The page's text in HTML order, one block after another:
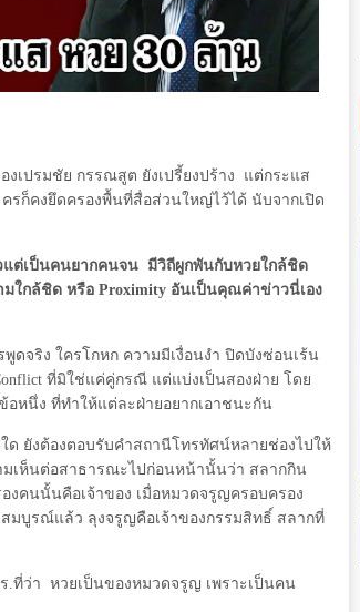
งเปรมชัย กรรณสูต ยังเปรี้ยงปร้าง
แต่กระแส
ก็คงยึดครองพื้นที่สื่อส่วนใหญ่ไว้ได้ นับจากเปิด
ต่เป็นคนยากคนจน มีวิถีผูกพันกับหวยใกล้ชิด
มใกล้ชิด หรือ Proximity อันเป็นคุณค่าข่าวนี่เอง
ดจริง ใครโกหก ความมีเงื่อนงำ ปิดบังซ่อนเร้น
ที่มิใช่แค่คู่กรณี แต่แบ่งเป็นสองฝ่าย โดย
อหนึ่ง ที่ทำให้แต่ละฝ่ายอยากเอาชนะกัน
ด ยังต้องตอบรับคำสถานีโทรทัศน์หลายช่องไปให้
มเห็นต่อสาธารณะไปก่อนหน้านั้นว่า สลากกิน
งคนนั้นคือเจ้าของ เมื่อหมวดจรูญครอบครอง
มบูรณ์แล้ว ลุงจรูญคือเจ้าของกรรมสิทธิ์ สลากที่
.ที่ว่า หวยเป็นของหมวดจรูญ เพราะเป็นคน